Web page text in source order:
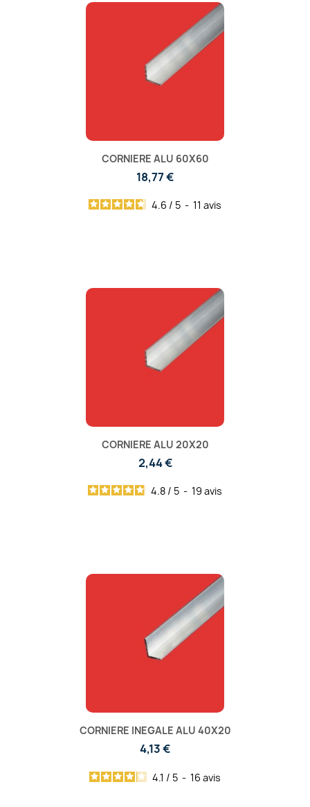
CORNIERE ALU 60X60
18,77 €
4.6 / 5 - 11 avis
CORNIERE ALU 20X20
2,44 €
4.8 / 5 - 19 avis
CORNIERE INEGALE ALU 40X20
4,13 €
4.1 / 5 - 16 avis